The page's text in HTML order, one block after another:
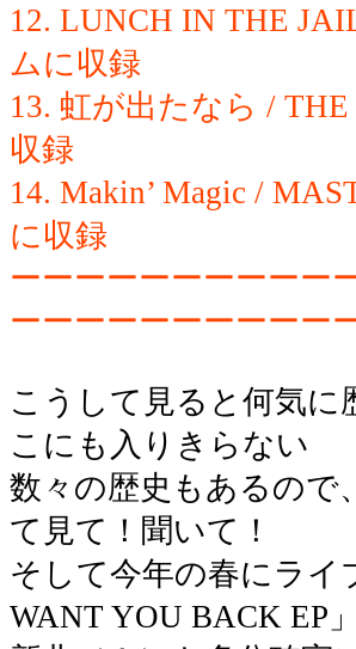
12. LUNCH IN THE
ムに収録
13. 虹が出たなら /
収録
14. Makin’ Magic /
に収録
ーーーーーーーーーー
ーーーーーーーーーー
こうして見ると何気
こにも入りきらない
数々の歴史もあるので
て見て！聞いて！
そして今年の春にライ
WANT YOU BACK EP